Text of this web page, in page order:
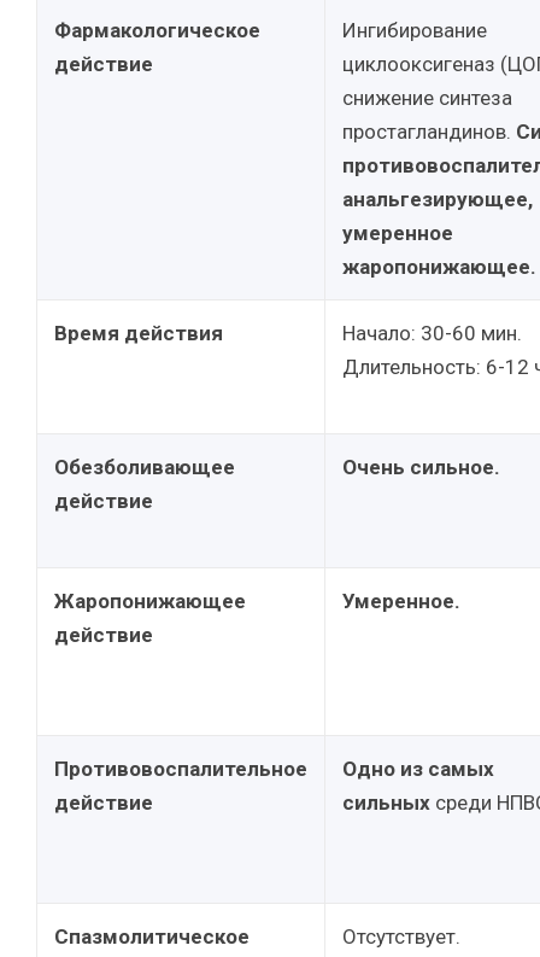
Фармакологическое
действие
Ингибирование
циклооксигеназ
снижение синтеза
простагландинов.
анальгезирующее,
умеренное
жаропонижающее.
Время действия
Начало: 30-60 мин.
Длительность: 6-12
Обезболивающее
действие
Очень сильное.
Жаропонижающее
действие
Умеренное.
Противовоспалительное
действие
Одно из самых
сильных среди
Спазмолитическое
Отсутствует.